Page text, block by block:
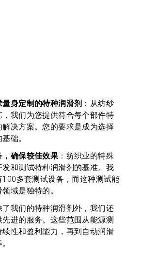
身定制的特种润滑剂 ：从纺纱
，我们为您提供符合每个部件特
解决方案。您的要求是成为选择
础。
，确保较佳效果：纺织业的特殊
发和测试特种润滑剂的基准。我
100多套测试设备，而这种测试能
域是独特的。
了我们的特种润滑剂外，我们还
进的服务。这些范围从能源测
续性和盈利能力，再到自动润滑